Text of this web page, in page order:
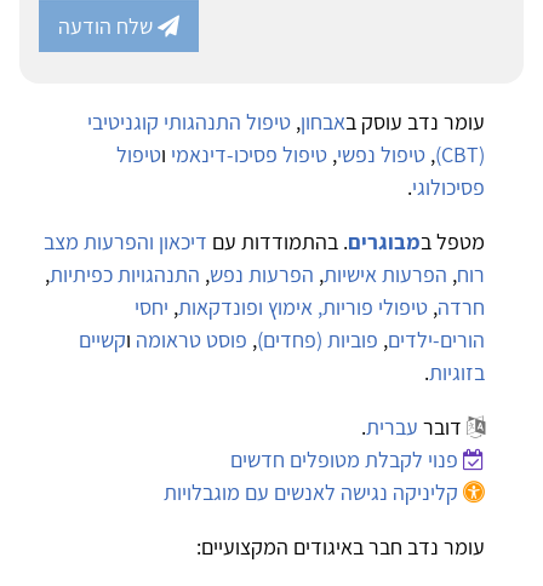
שלח הודעה
עומר נדב עוסק באבחון, טיפול התנהגותי קוגניטיבי
(CBT)
, טיפול נפשי, טיפול פסיכו-דינאמי וטיפול
פסיכולוגי.
מטפל במבוגרים. בהתמודדות עם דיכאון והפרעות מצב
רוח, הפרעות אישיות, הפרעות נפש, התנהגויות כפיתיות,
חרדה, טיפולי פוריות, אימוץ ופונדקאות, יחסי
הורים-ילדים, פוביות (פחדים), פוסט טראומה וקשיים
בזוגיות.
דובר עברית.
פנוי לקבלת מטופלים חדשים
קליניקה נגישה לאנשים עם מוגבלויות
עומר נדב חבר באיגודים המקצועיים: